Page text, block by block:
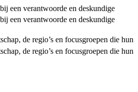
een verantwoorde en deskundige
een verantwoorde en deskundige
de regio’s en focusgroepen die hun
de regio’s en focusgroepen die hun